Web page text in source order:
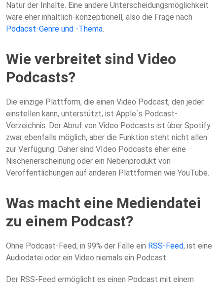
Natur der Inhalte. Eine andere Unterscheidungsmöglichkeit
wäre eher inhaltlich-konzeptionell, also die Frage nach
Podacst-Genre und -Thema.
Wie verbreitet sind Video
Podcasts?
Die einzige Plattform, die einen Video Podcast, den jeder
einstellen kann, unterstützt, ist Apple´s Podcast-
Verzeichnis. Der Abruf von Video Podcasts ist über Spotify
zwar ebenfalls möglich, aber die Funktion steht nicht allen
zur Verfügung. Daher sind VIdeo Podcasts eher eine
Nischenerscheinung oder ein Nebenprodukt von
Veröffentlichungen auf anderen Plattformen wie YouTube.
Was macht eine Mediendatei
zu einem Podcast?
Ohne Podcast-Feed, in 99% der Fälle ein RSS-Feed, ist eine
Audiodatei oder ein Video niemals ein Podcast.
Der RSS-Feed ermöglicht es einen Podcast mit einem